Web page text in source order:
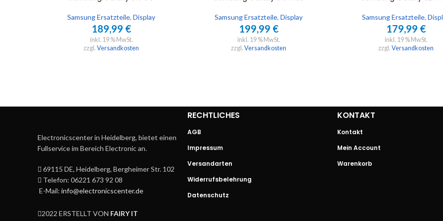
Samsung Ersatzteile, Display
189,99 €
inkl. 19 % MwSt.
zzgl. Versandkosten
Samsung Ersatzteile, Display
199,99 €
inkl. 19 % MwSt.
zzgl. Versandkosten
Samsung Ersatzteile,
179,99 €
inkl. 19 % MwSt.
zzgl. Versandkosten
Electronicscenter in Heidelberg, bietet einen
Fullservice im Bereich Electronic an.
69115 DE, Heidelberg, Bergheimer Str. 102
Telefon: 06221 673 92 08
E-Mail: info@electronicscenter.de
RECHTLICHES
AGB
Impressum
Versandarten
Widerrufsbelehrung
Datenschutz
KONTAKT
Kontakt
Mein Account
Warenkorb
2022 ERSTELLT VON FAIRY IT